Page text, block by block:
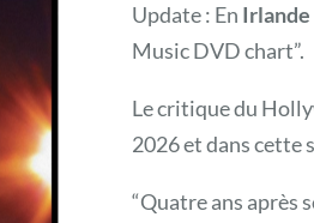
Update : En Irlande
Music DVD chart”.
Le critique du
2026 et dans cette
“Quatre ans après